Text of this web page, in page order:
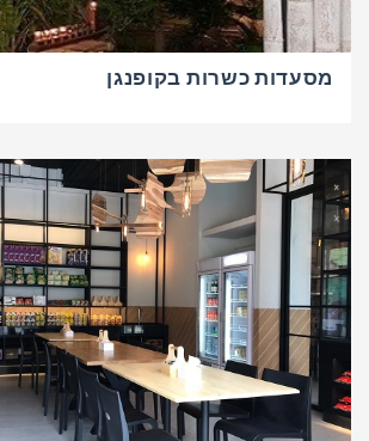
מסעדות כשרות בקופנגן